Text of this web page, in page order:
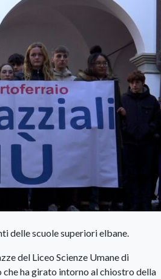
delle scuole superiori elbane.
del Liceo Scienze Umane di
ha girato intorno al chiostro della